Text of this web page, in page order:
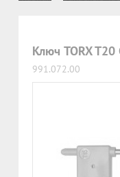
Ключ TORX
991.072.00